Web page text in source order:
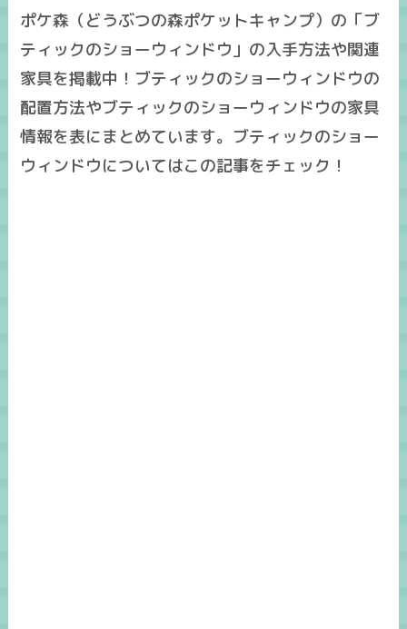
ポケ森（どうぶつの森ポケットキャンプ）の「ブ
ティックのショーウィンドウ」の入手方法や関連
家具を掲載中！ブティックのショーウィンドウの
配置方法やブティックのショーウィンドウの家具
情報を表にまとめています。ブティックのショー
ウィンドウについてはこの記事をチェック！